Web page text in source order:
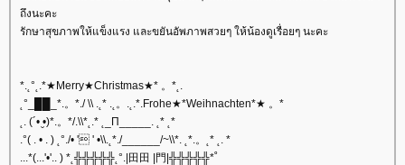
ถึงนะคะ
รักษาสุขภาพให้แข็งแรง และขยันอัพภาพสวยๆ ให้น้องดูเรื่อยๆ นะคะ
*.˛°˛.*★Merry★Christmas★* 。*˛.
˛°_██_*.。*./ \\ .˛* .˛。.˛.*.Frohe★*Weihnachten*★ 。*
˛. (´• ̮•)*.。*/.\\*˛.* ˛_Π_____. ˛* ˛*
.°( . • . ) ˛°./• ' ' •\\.˛*./______/~\\*. ˛*.。˛* ˛. *
...*(...'•'.. ) *˛╬╬╬╬╬˛°.|田田 |門|╬╬╬╬╬*˚